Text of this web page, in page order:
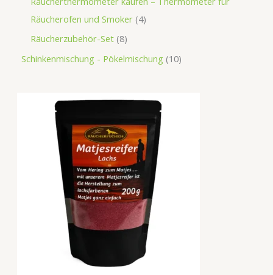
Räucherofen und Smoker 4
Räucherzubehör-Set 8
Schinkenmischung - Pökelmischung 10